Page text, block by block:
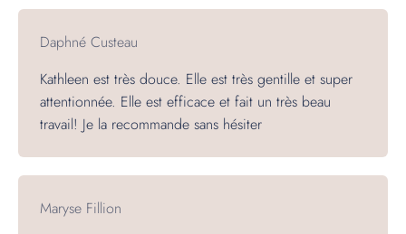
Daphné Custeau
Kathleen est très douce. Elle est très gentille et super
attentionnée. Elle est efficace et fait un très beau
travail! Je la recommande sans hésiter
Maryse Fillion